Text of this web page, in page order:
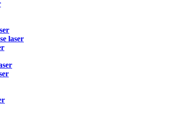
laser